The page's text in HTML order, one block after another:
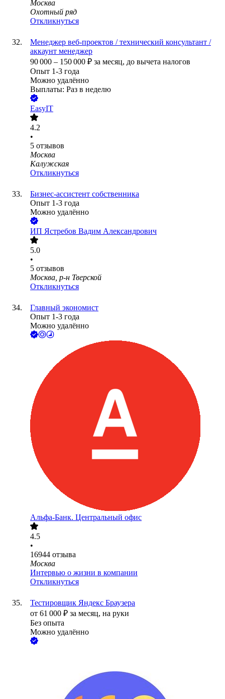
Москва
Охотный ряд
Откликнуться
Менеджер веб-проектов / технический консультант /
аккаунт менеджер
90 000 – 150 000 ₽ за месяц, до вычета налогов
Опыт 1-3 года
Можно удалённо
Выплаты: Раз в неделю
EasyIT
4.2
•
5 отзывов
Москва
Калужская
Откликнуться
Бизнес-ассистент собственника
Опыт 1-3 года
Можно удалённо
ИП Ястребов Вадим Александрович
5.0
•
5 отзывов
Москва, р-н Тверской
Откликнуться
Главный экономист
Опыт 1-3 года
Можно удалённо
Альфа-Банк. Центральный офис
4.5
•
16944 отзыва
Москва
Интервью о жизни в компании
Откликнуться
Тестировщик Яндекс Браузера
от 61 000 ₽ за месяц, на руки
Без опыта
Можно удалённо